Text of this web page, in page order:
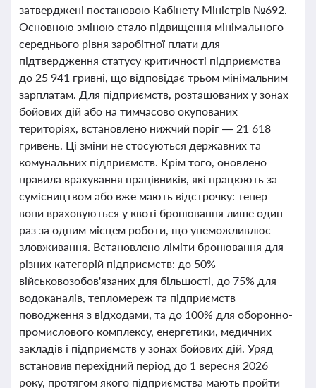
затверджені постановою Кабінету Міністрів №692.
Основною зміною стало підвищення мінімального
середнього рівня заробітної плати для
підтвердження статусу критичності підприємства
до 25 941 гривні, що відповідає трьом мінімальним
зарплатам. Для підприємств, розташованих у зонах
бойових дій або на тимчасово окупованих
територіях, встановлено нижчий поріг — 21 618
гривень. Ці зміни не стосуються державних та
комунальних підприємств. Крім того, оновлено
правила врахування працівників, які працюють за
сумісництвом або вже мають відстрочку: тепер
вони враховуються у квоті бронювання лише один
раз за одним місцем роботи, що унеможливлює
зловживання. Встановлено ліміти бронювання для
різних категорій підприємств: до 50%
військовозобов'язаних для більшості, до 75% для
водоканалів, тепломереж та підприємств
поводження з відходами, та до 100% для оборонно-
промислового комплексу, енергетики, медичних
закладів і підприємств у зонах бойових дій. Уряд
встановив перехідний період до 1 вересня 2026
року, протягом якого підприємства мають пройти